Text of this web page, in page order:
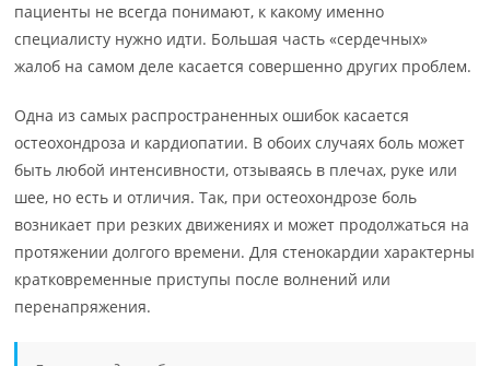
пациенты не всегда понимают, к какому именно
специалисту нужно идти. Большая часть «сердечных»
жалоб на самом деле касается совершенно других проблем.
Одна из самых распространенных ошибок касается
остеохондроза и кардиопатии. В обоих случаях боль может
быть любой интенсивности, отзываясь в плечах, руке или
шее, но есть и отличия. Так, при остеохондрозе боль
возникает при резких движениях и может продолжаться на
протяжении долгого времени. Для стенокардии характерны
кратковременные приступы после волнений или
перенапряжения.